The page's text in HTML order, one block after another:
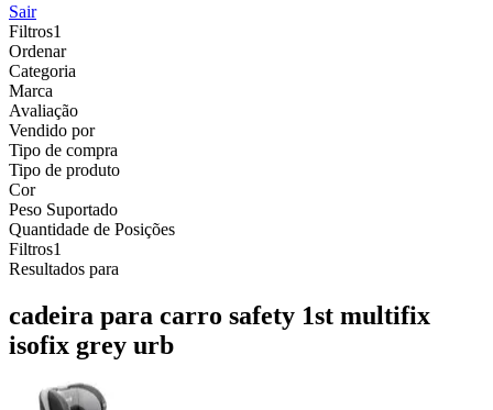
Sair
Filtros1
Ordenar
Categoria
Marca
Avaliação
Vendido por
Tipo de compra
Tipo de produto
Cor
Peso Suportado
Quantidade de Posições
Filtros1
Resultados para
cadeira para carro safety 1st multifix
isofix grey urb